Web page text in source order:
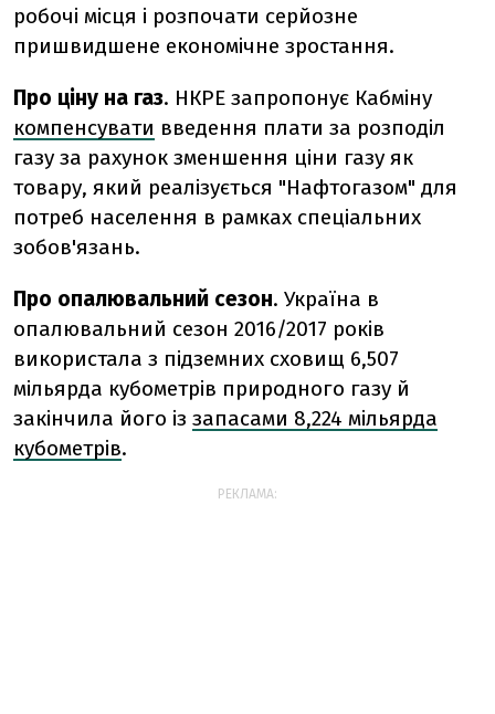
робочі місця і розпочати серйозне
пришвидшене економічне зростання.
Про ціну на газ. НКРЕ запропонує Кабміну
компенсувати введення плати за розподіл
газу за рахунок зменшення ціни газу як
товару, який реалізується "Нафтогазом" для
потреб населення в рамках спеціальних
зобов'язань.
Про опалювальний сезон. Україна в
опалювальний сезон 2016/2017 років
використала з підземних сховищ 6,507
мільярда кубометрів природного газу й
закінчила його із запасами 8,224 мільярда
кубометрів.
РЕКЛАМА: